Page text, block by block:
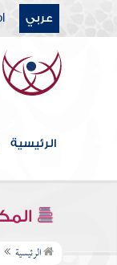
عربي
الرئيسية
الرئيسية